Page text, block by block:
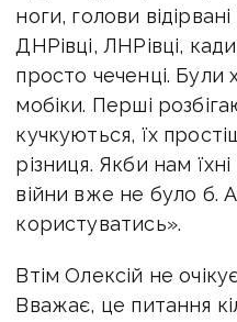
ноги, голови
ДНРівці, ЛНРівці,
просто чеченці. Були
мобіки. Перші
кучкуються, їх
різниця. Якби нам
війни вже не було б.
користуватись».
Втім Олексій не
Вважає, це питання